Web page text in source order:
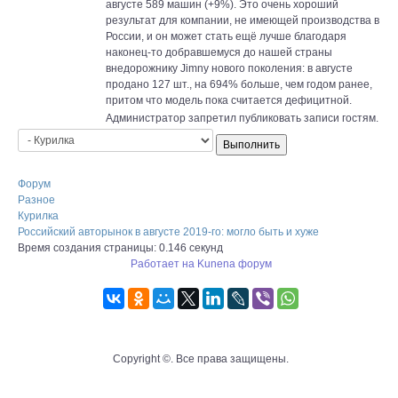
августе 589 машин (+9%). Это очень хороший
результат для компании, не имеющей производства в
России, и он может стать ещё лучше благодаря
наконец-то добравшемуся до нашей страны
внедорожнику Jimny нового поколения: в августе
продано 127 шт., на 694% больше, чем годом ранее,
притом что модель пока считается дефицитной.
Администратор запретил публиковать записи гостям.
Форум
Разное
Курилка
Российский авторынок в августе 2019-го: могло быть и хуже
Время создания страницы: 0.146 секунд
Работает на Kunena форум
Copyright ©. Все права защищены.